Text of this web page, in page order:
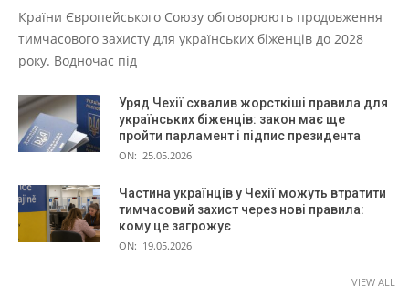
Країни Європейського Союзу обговорюють продовження
тимчасового захисту для українських біженців до 2028
року. Водночас під
Уряд Чехії схвалив жорсткіші правила для
українських біженців: закон має ще
пройти парламент і підпис президента
ON: 25.05.2026
Частина українців у Чехії можуть втратити
тимчасовий захист через нові правила:
кому це загрожує
ON: 19.05.2026
VIEW ALL